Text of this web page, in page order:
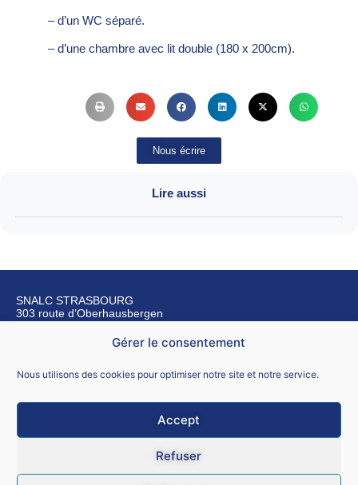
Gérer le consentement
Nous utilisons des cookies pour optimiser notre site et notre service.
Accept
Refuser
– d’un WC séparé.
– d’une chambre avec lit double (180 x 200cm).
Nous écrire
Lire aussi
SNALC STRASBOURG
303 route d’Oberhausbergen
CGU